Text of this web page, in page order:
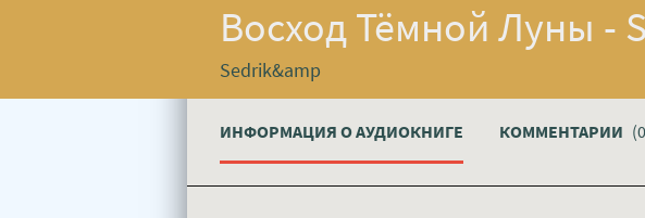
Восход Тёмной Луны -
Sedrik&amp
ИНФОРМАЦИЯ О АУДИОКНИГЕ КОММЕНТАРИИ